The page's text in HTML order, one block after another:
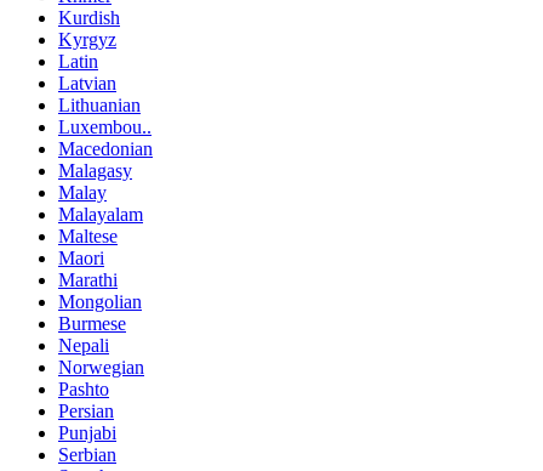
Kurdish
Kyrgyz
Latin
Latvian
Lithuanian
Luxembou..
Macedonian
Malagasy
Malay
Malayalam
Maltese
Maori
Marathi
Mongolian
Burmese
Nepali
Norwegian
Pashto
Persian
Punjabi
Serbian